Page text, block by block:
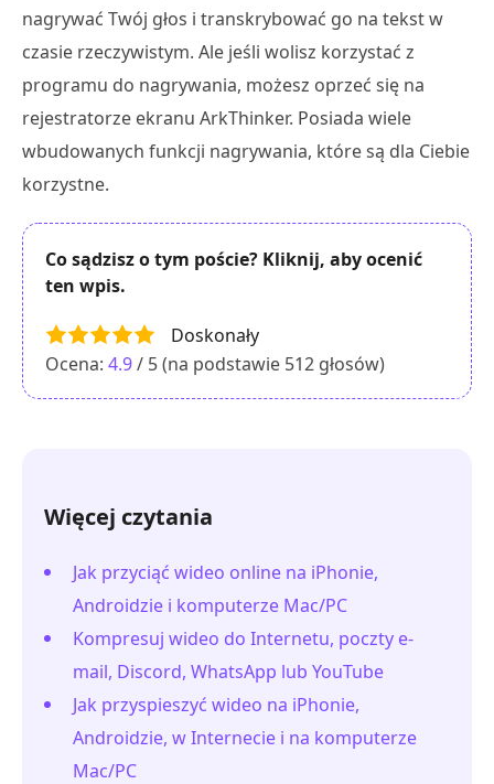
nagrywać Twój głos i transkrybować go na tekst w
czasie rzeczywistym. Ale jeśli wolisz korzystać z
programu do nagrywania, możesz oprzeć się na
rejestratorze ekranu ArkThinker. Posiada wiele
wbudowanych funkcji nagrywania, które są dla Ciebie
korzystne.
Co sądzisz o tym poście? Kliknij, aby ocenić
ten wpis.
Doskonały
Ocena: 4.9/ 5 (na podstawie 512 głosów)
Więcej czytania
Jak przyciąć wideo online na iPhonie,
Androidzie i komputerze Mac/PC
Kompresuj wideo do Internetu, poczty e-
mail, Discord, WhatsApp lub YouTube
Jak przyspieszyć wideo na iPhonie,
Androidzie, w Internecie i na komputerze
Mac/PC